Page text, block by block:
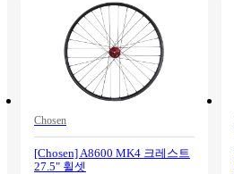
Chosen
[Chosen] A8600 MK4 크레스트
27.5" 휠셋